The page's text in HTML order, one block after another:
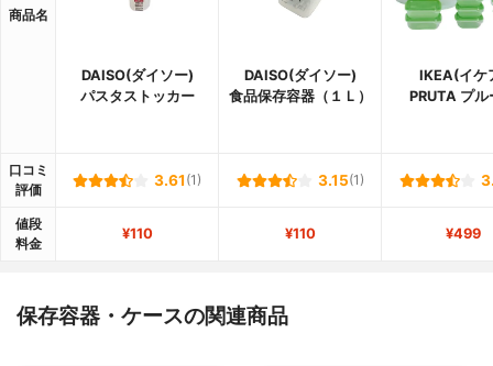
商品名
DAISO(ダイソー)
パスタストッカー
DAISO(ダイソー)
食品保存容器（１Ｌ）
IKEA(イケ
PRUTA プル
口コミ
評価
3.61 (1) 3.15(1)
値段
料金
¥110 ¥110 ¥499
保存容器・ケースの関連商品